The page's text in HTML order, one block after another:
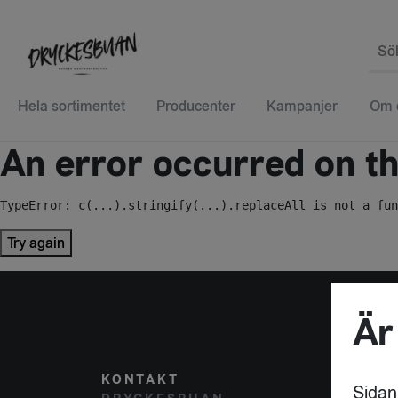
Hela sortimentet Producenter Kampanjer Om
An error occurred on
TypeError: c(...).stringify(...).replaceAll is not a
Try again
KONTAKT